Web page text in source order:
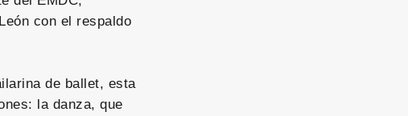
con el respaldo
de ballet, esta
la danza, que